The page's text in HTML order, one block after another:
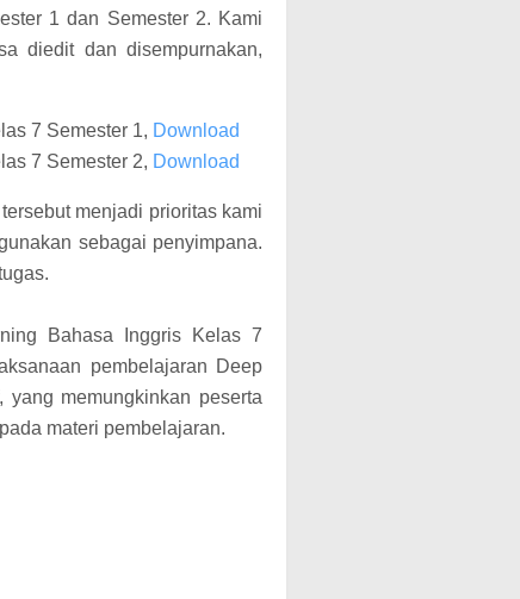
1 dan Semester 2. Kami
diedit dan disempurnakan,
7 Semester 1, Download
7 Semester 2, Download
menjadi prioritas kami
sebagai penyimpana.
Bahasa Inggris Kelas 7
pembelajaran Deep
memungkinkan peserta
materi pembelajaran.